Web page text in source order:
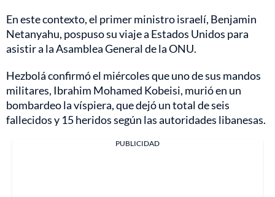
En este contexto, el primer ministro israelí, Benjamin
Netanyahu, pospuso su viaje a Estados Unidos para
asistir a la Asamblea General de la ONU.
Hezbolá confirmó el miércoles que uno de sus mandos
militares, Ibrahim Mohamed Kobeisi, murió en un
bombardeo la víspiera, que dejó un total de seis
fallecidos y 15 heridos según las autoridades libanesas.
PUBLICIDAD